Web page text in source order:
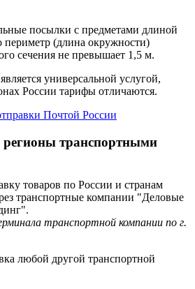
посылки с предметами длиной
периметр (длина окружности)
сечения не превышает 1,5 м.
универсальной услугой,
России тарифы отличаются.
Почтой России
регионы транспортными
товаров по России и странам
транспортные компании "Деловые
транспортной компании по г.
любой другой транспортной